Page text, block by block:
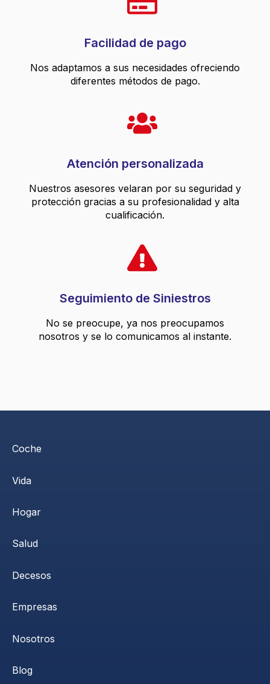
Facilidad de pago
Nos adaptamos a sus necesidades ofreciendo
diferentes métodos de pago.
Atención personalizada
Nuestros asesores velaran por su seguridad y
protección gracias a su profesionalidad y alta
cualificación.
Seguimiento de Siniestros
No se preocupe, ya nos preocupamos
nosotros y se lo comunicamos al instante.
Coche
Vida
Hogar
Salud
Decesos
Empresas
Nosotros
Blog